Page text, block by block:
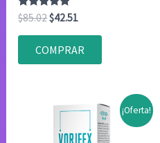
Valorado
con
4.83
$85.02El
original
era:
$42.51El
actual
es:
COMPRAR
¡Oferta!